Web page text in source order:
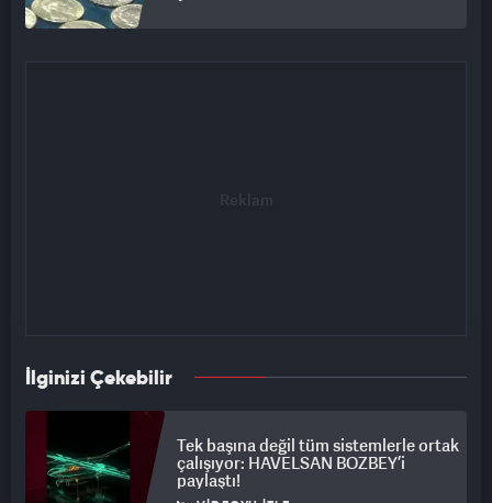
İlginizi Çekebilir
Tek başına değil tüm sistemlerle ortak
çalışıyor: HAVELSAN BOZBEY’i
paylaştı!